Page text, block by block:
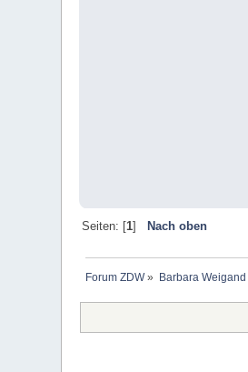
Seiten: [1] Nach oben
Forum ZDW» Barbara Weigand